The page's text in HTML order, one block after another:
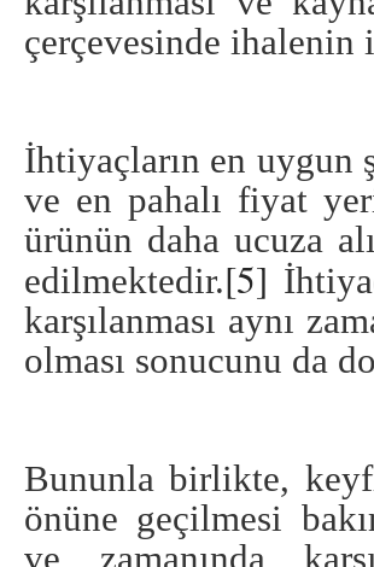
çerçevesinde
İhtiyaçların en uygun
ve en pahalı fiyat
ürünün daha ucuza
edilmektedir.[5]
karşılanması aynı
olması sonucunu da
Bununla birlikte,
önüne geçilmesi
ve zamanında